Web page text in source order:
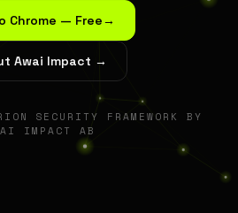
Chrome — Free→
Awai Impact →
SECURITY FRAMEWORK BY
IMPACT AB